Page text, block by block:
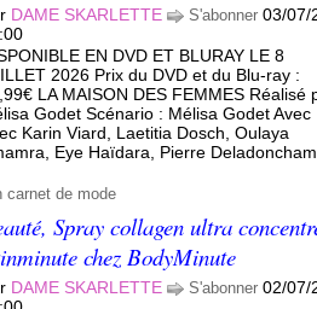
DAME SKARLETTE S'abonner 03/07/
EN DVD ET BLURAY LE 8
2026 Prix du DVD et du Blu-ray :
LA MAISON DES FEMMES Réalisé
Godet Scénario : Mélisa Godet Avec
Karin Viard, Laetitia Dosch, Oulaya
Eye Haïdara, Pierre
carnet de mode
Spray collagen ultra
chez BodyMinute
DAME SKARLETTE S'abonner 02/07/